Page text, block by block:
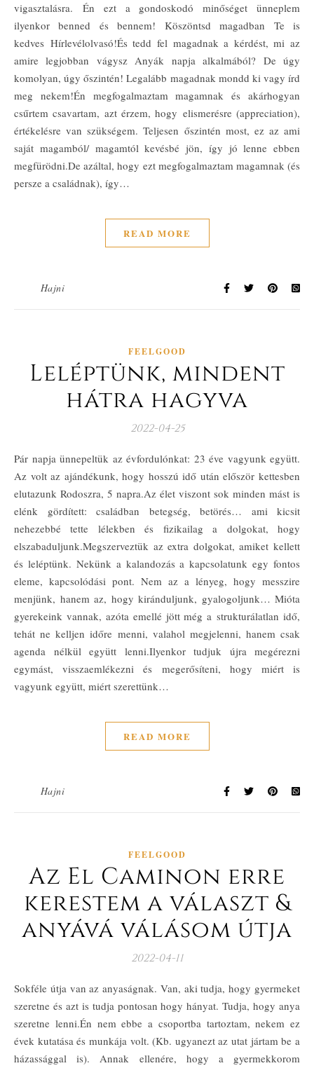
vigasztalásra. Én ezt a gondoskodó minőséget ünneplem
ilyenkor benned és bennem! Köszöntsd magadban Te is
kedves Hírlevélolvasó!És tedd fel magadnak a kérdést, mi az
amire legjobban vágysz Anyák napja alkalmából? De úgy
komolyan, úgy őszintén! Legalább magadnak mondd ki vagy írd
meg nekem!Én megfogalmaztam magamnak és akárhogyan
csűrtem csavartam, azt érzem, hogy elismerésre (appreciation),
értékelésre van szükségem. Teljesen őszintén most, ez az ami
saját magamból/ magamtól kevésbé jön, így jó lenne ebben
megfürödni.De azáltal, hogy ezt megfogalmaztam magamnak (és
persze a családnak), így…
READ MORE
Hajni
FEELGOOD
Leléptünk, mindent
hátra hagyva
2022-04-25
Pár napja ünnepeltük az évfordulónkat: 23 éve vagyunk együtt.
Az volt az ajándékunk, hogy hosszú idő után először kettesben
elutazunk Rodoszra, 5 napra.Az élet viszont sok minden mást is
elénk gördített: családban betegség, betörés… ami kicsit
nehezebbé tette lélekben és fizikailag a dolgokat, hogy
elszabaduljunk.Megszerveztük az extra dolgokat, amiket kellett
és leléptünk. Nekünk a kalandozás a kapcsolatunk egy fontos
eleme, kapcsolódási pont. Nem az a lényeg, hogy messzire
menjünk, hanem az, hogy kiránduljunk, gyalogoljunk… Mióta
gyerekeink vannak, azóta emellé jött még a strukturálatlan idő,
tehát ne kelljen időre menni, valahol megjelenni, hanem csak
agenda nélkül együtt lenni.Ilyenkor tudjuk újra megérezni
egymást, visszaemlékezni és megerősíteni, hogy miért is
vagyunk együtt, miért szerettünk…
READ MORE
Hajni
FEELGOOD
Az El Caminon erre
kerestem a választ &
anyává válásom útja
2022-04-11
Sokféle útja van az anyaságnak. Van, aki tudja, hogy gyermeket
szeretne és azt is tudja pontosan hogy hányat. Tudja, hogy anya
szeretne lenni.Én nem ebbe a csoportba tartoztam, nekem ez
évek kutatása és munkája volt. (Kb. ugyanezt az utat jártam be a
házassággal is). Annak ellenére, hogy a gyermekkorom